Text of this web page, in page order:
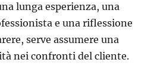
lunga esperienza, una
e una riflessione
serve assumere una
nei confronti del cliente.